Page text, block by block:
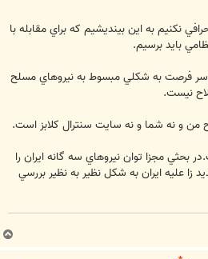
نکنيم به اين بينديشيم که براي مقابله با
بايد برسيم.
فرصت به شکلي مبسوط به نيروهاي مسلح
نيست.
من و نه شما و نه سايت سنترال کلابز است.
بحثي مجزا توان نيروهاي سه گانه ايران را
زا عليه ايران به شکل نظير به نظير بررسي